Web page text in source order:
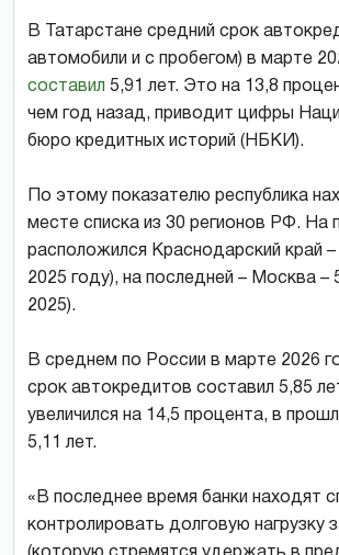
В Татарстане средний срок
автомобили и с пробегом) в марте
составил 5,91 лет. Это на 13,8
чем год назад, приводит цифры
бюро кредитных историй (НБКИ).
По этому показателю республика
месте списка из 30 регионов РФ. На
расположился Краснодарский край –
2025 году), на последней – Москва –
2025).
В среднем по России в марте 2026
срок автокредитов составил 5,85
увеличился на 14,5 процента, в
5,11 лет.
«В последнее время банки находят
контролировать долговую нагрузку